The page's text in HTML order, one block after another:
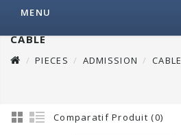
MENU
CABLE
PIECES ADMISSION CABLE
Comparatif Produit (0)